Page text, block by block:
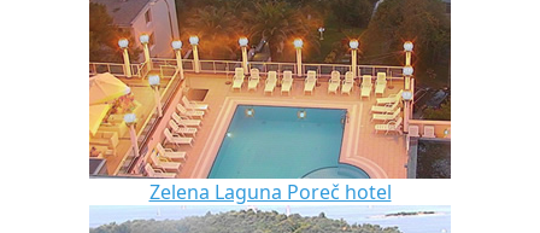
Zelena Laguna Poreč hotel